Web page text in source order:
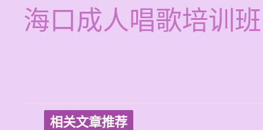
海口成人唱歌培训班
相关文章推荐